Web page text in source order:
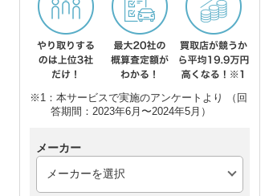
ポルシェ 911 ホンダ
※1：本サービスで実施のアンケートより （回
答期間：2023年6月〜2024年5月）
メーカー